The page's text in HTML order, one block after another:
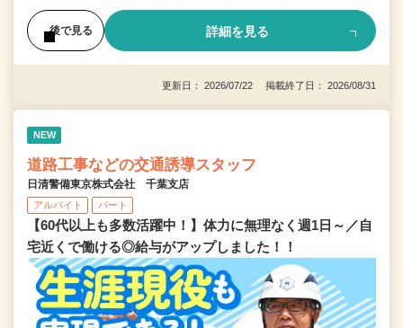
後で見る 詳細を見る
更新日： 2026/07/22 掲載終了日： 2026/08/31
NEW
道路工事などの交通誘導スタッフ
日清警備東京株式会社 千葉支店
アルバイト パート
【60代以上も多数活躍中！】体力に無理なく週1日～／自
宅近くで働ける◎給与がアップしました！！